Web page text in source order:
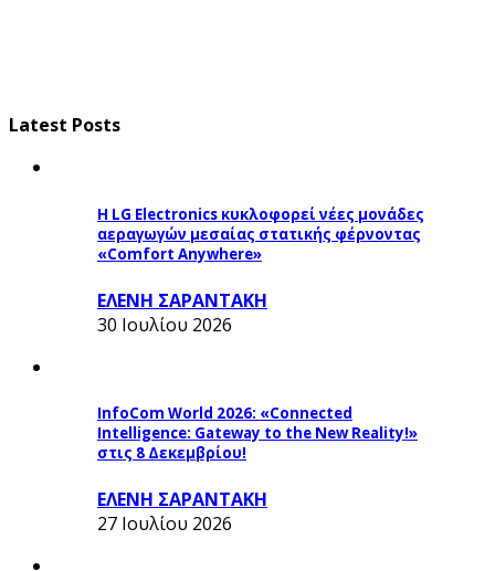
Latest Posts
Η LG Electronics κυκλοφορεί νέες μονάδες
αεραγωγών μεσαίας στατικής φέρνοντας
«Comfort Anywhere»
ΕΛΕΝΗ ΣΑΡΑΝΤΑΚΗ
30 Ιουλίου 2026
InfoCom World 2026: «Connected
Intelligence: Gateway to the New Reality!»
στις 8 Δεκεμβρίου!
ΕΛΕΝΗ ΣΑΡΑΝΤΑΚΗ
27 Ιουλίου 2026